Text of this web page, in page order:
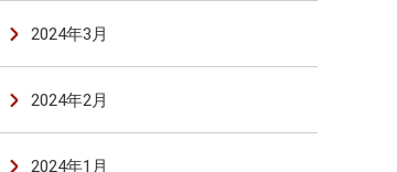
2024年3月
2024年2月
2024年1月